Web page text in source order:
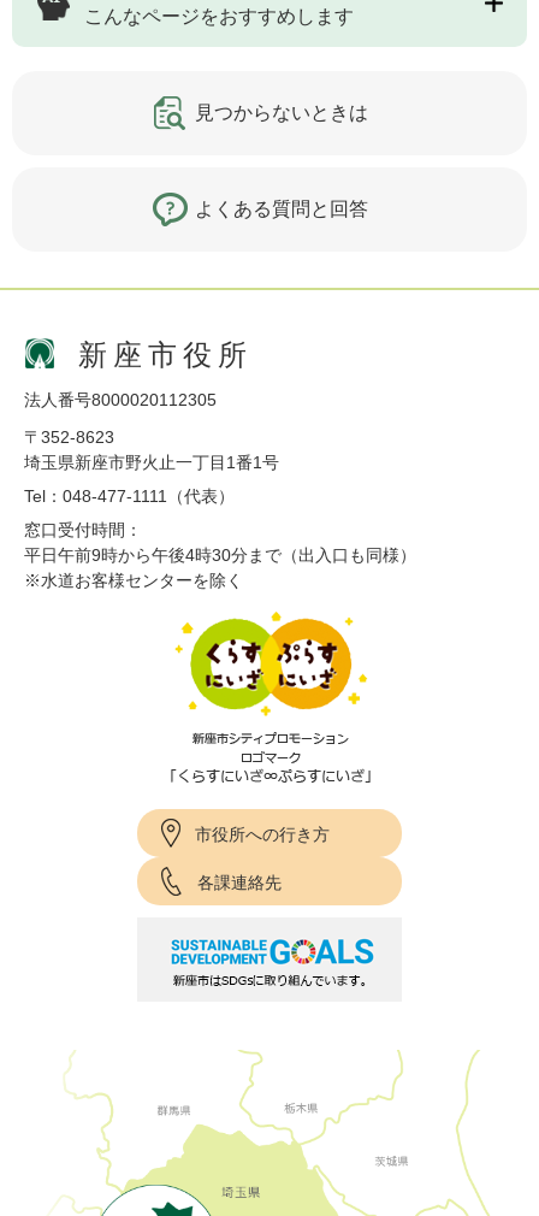
こんなページをおすすめします
見つからないときは
よくある質問と回答
新座市役所
法人番号8000020112305
〒352-8623
埼玉県新座市野火止一丁目1番1号
Tel：048-477-1111（代表）
窓口受付時間：
平日午前9時から午後4時30分まで（出入口も同様）
※水道お客様センターを除く
市役所への行き方
各課連絡先